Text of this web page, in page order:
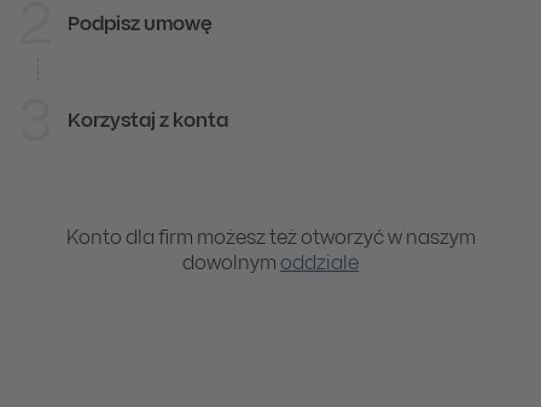
Podpisz umowę
Korzystaj z konta
Nie jestem klientem
Złóż wniosek
Konto dla firm możesz też otworzyć w naszym
dowolnym oddziale